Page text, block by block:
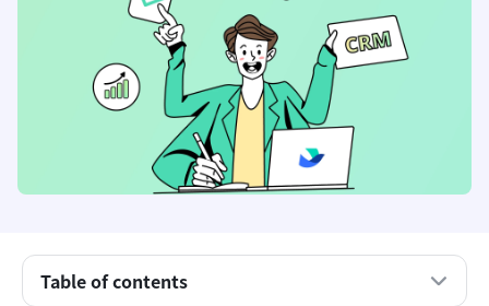
Table of contents